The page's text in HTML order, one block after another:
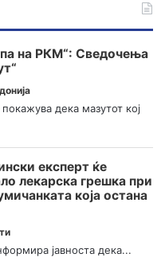
на РКМ“: Сведочења
дека мазутот кој
експерт ќе
лекарска грешка при
која остана
јавноста дека...